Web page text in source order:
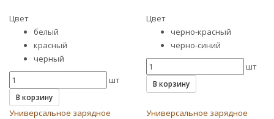
Цвет
белый
красный
черный
шт
В корзину
Цвет
черно-красный
черно-синий
шт
В корзину
Универсальное зарядное
Универсальное зарядное